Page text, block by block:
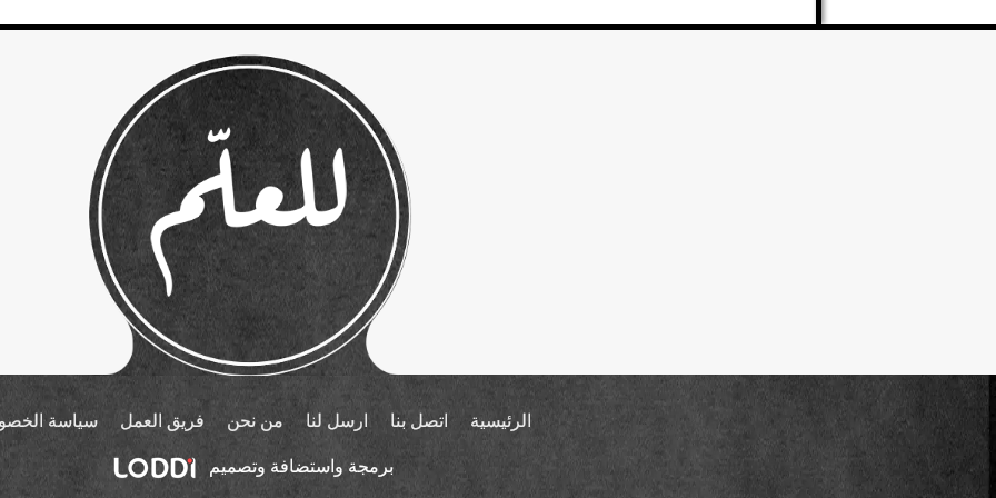
الرئيسية اتصل بنا ارسل لنا من نحن فريق العمل سياسة
برمجة واستضافة وتصميم